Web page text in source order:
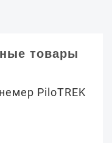
товары
PiloTREK